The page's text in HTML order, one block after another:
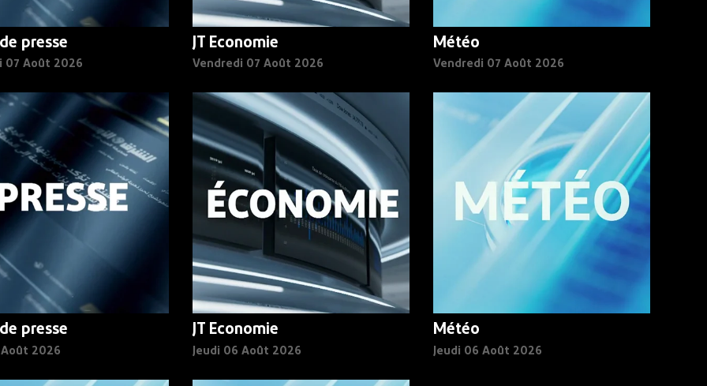
presse
07 Août 2026
JT Economie
Vendredi 07 Août 2026
Météo
Vendredi 07 Août 2026
presse
2026
JT Economie
Jeudi 06 Août 2026
Météo
Jeudi 06 Août 2026